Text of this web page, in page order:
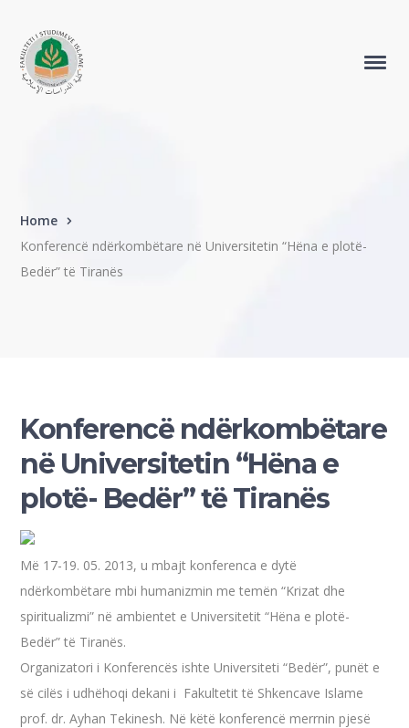
Home
Konferencë ndërkombëtare në Universitetin “Hëna e plotë-
Bedër” të Tiranës
Konferencë ndërkombëtare
në Universitetin “Hëna e
plotë- Bedër” të Tiranës
Më 17-19. 05. 2013, u mbajt konferenca e dytë
ndërkombëtare mbi humanizmin me temën “Krizat dhe
spiritualizmi” në ambientet e Universitetit “Hëna e plotë-
Bedër” të Tiranës.
Organizatori i Konferencës ishte Universiteti “Bedër”, punët e
së cilës i udhëhoqi dekani i Fakultetit të Shkencave Islame
prof. dr. Ayhan Tekinesh. Në këtë konferencë merrnin pjesë